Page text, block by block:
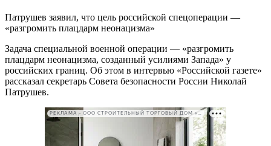
Патрушев заявил, что цель российской спецоперации —
«разгромить плацдарм неонацизма»
Задача специальной военной операции — «разгромить
плацдарм неонацизма, созданный усилиями Запада» у
российских границ. Об этом в интервью «Российской газете»
рассказал секретарь Совета безопасности России Николай
Патрушев.
РЕКЛАМА • ООО СТРОИТЕЛЬНЫЙ ТОРГОВЫЙ ДОМ «ПЕТРОВИЧ». ИНН: 7802348846